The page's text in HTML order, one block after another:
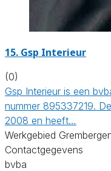
15. Gsp Interieur
(0)
Gsp Interieur is een
nummer 895337219.
2008 en heeft…
Werkgebied
Contactgegevens
bvba